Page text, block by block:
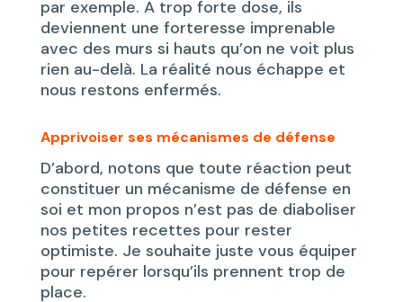
par exemple. A trop forte dose, ils
deviennent une forteresse imprenable
avec des murs si hauts qu’on ne voit plus
rien au-delà. La réalité nous échappe et
nous restons enfermés.
Apprivoiser ses mécanismes de défense
D’abord, notons que toute réaction peut
constituer un mécanisme de défense en
soi et mon propos n’est pas de diaboliser
nos petites recettes pour rester
optimiste. Je souhaite juste vous équiper
pour repérer lorsqu’ils prennent trop de
place.